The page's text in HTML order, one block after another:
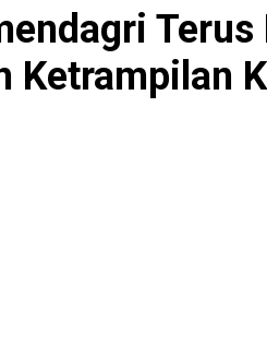
Ketrampilan